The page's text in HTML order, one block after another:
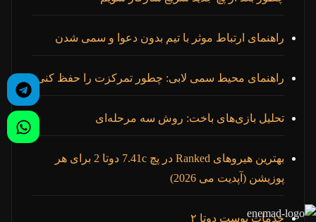
راهنمای ارتباط موثر با تیم بدون دعوا و سمی شدن
راهنمای محیط سمی لابی: چطور تمرکزت را حفظ کنی
تحلیل بازی‌های باخت: روش سه مرحله‌ای
بهترین هیروهای Ranked در پچ 7.41c دوتا 2 برای هر
پوزیشن (آپدیت می 2026)
خدمات بوست دوتا ۲